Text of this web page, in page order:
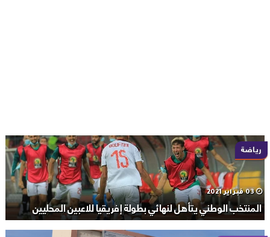
رياضة
03 فبراير 2021
المنتخب الوطني يتأهل لنهائي بطولة إفريقيا للاعبين المحليين